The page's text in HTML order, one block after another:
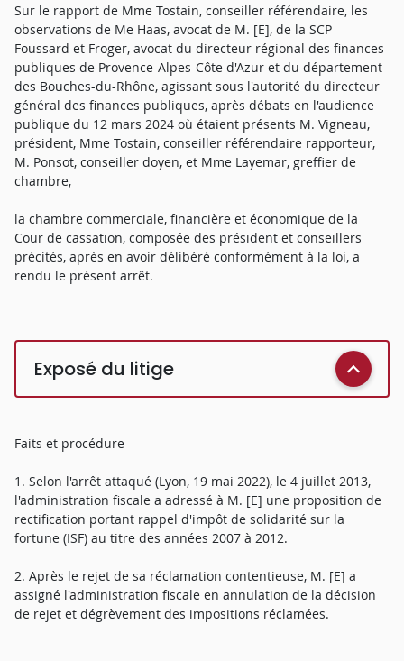
Sur le rapport de Mme Tostain, conseiller référendaire, les
observations de Me Haas, avocat de M. [E], de la SCP
Foussard et Froger, avocat du directeur régional des finances
publiques de Provence-Alpes-Côte d'Azur et du département
des Bouches-du-Rhône, agissant sous l'autorité du directeur
général des finances publiques, après débats en l'audience
publique du 12 mars 2024 où étaient présents M. Vigneau,
président, Mme Tostain, conseiller référendaire rapporteur,
M. Ponsot, conseiller doyen, et Mme Layemar, greffier de
chambre,
la chambre commerciale, financière et économique de la
Cour de cassation, composée des président et conseillers
précités, après en avoir délibéré conformément à la loi, a
rendu le présent arrêt.
Exposé du litige
Faits et procédure
1. Selon l'arrêt attaqué (Lyon, 19 mai 2022), le 4 juillet 2013,
l'administration fiscale a adressé à M. [E] une proposition de
rectification portant rappel d'impôt de solidarité sur la
fortune (ISF) au titre des années 2007 à 2012.
2. Après le rejet de sa réclamation contentieuse, M. [E] a
assigné l'administration fiscale en annulation de la décision
de rejet et dégrèvement des impositions réclamées.